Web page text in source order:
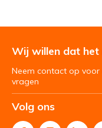
Wij willen dat
Neem contact op
vragen
Volg ons